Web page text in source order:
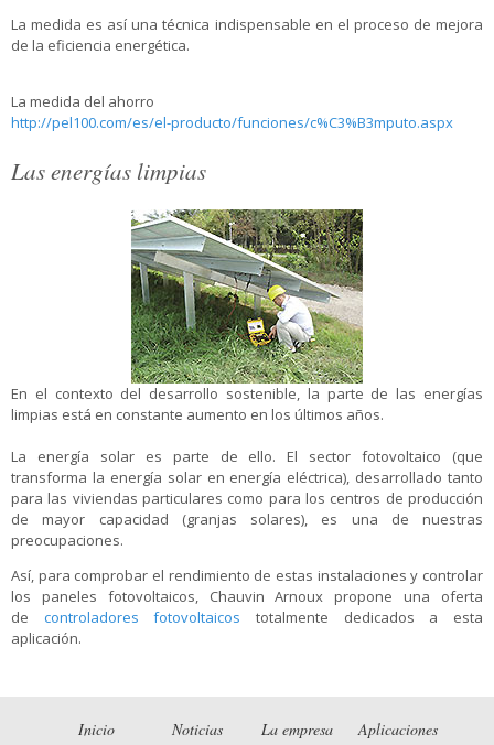
La medida es así una técnica indispensable en el proceso de mejora
de la eficiencia energética.
La medida del ahorro
http://pel100.com/es/el-producto/funciones/c%C3%B3mputo.aspx
Las energías limpias
En el contexto del desarrollo sostenible, la parte de las energías
limpias está en constante aumento en los últimos años.
La energía solar es parte de ello. El sector fotovoltaico (que
transforma la energía solar en energía eléctrica), desarrollado tanto
para las viviendas particulares como para los centros de producción
de mayor capacidad (granjas solares), es una de nuestras
preocupaciones.
Así, para comprobar el rendimiento de estas instalaciones y controlar
los paneles fotovoltaicos, Chauvin Arnoux propone una oferta
de controladores fotovoltaicos totalmente dedicados a esta
aplicación.
Inicio Noticias La empresa Aplicaciones